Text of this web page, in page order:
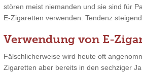
stören meist niemanden und sie sind für
E-Zigaretten verwenden. Tendenz
Verwendung von E-
Fälschlicherweise wird heute oft
Zigaretten aber bereits in den sechziger